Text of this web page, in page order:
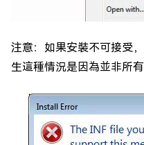
注意：如果安裝不可接受
生這種情況是因為並非所